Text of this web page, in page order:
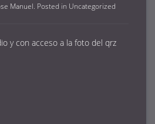
Manuel. Posted in Uncategorized
y con acceso a la foto del qrz